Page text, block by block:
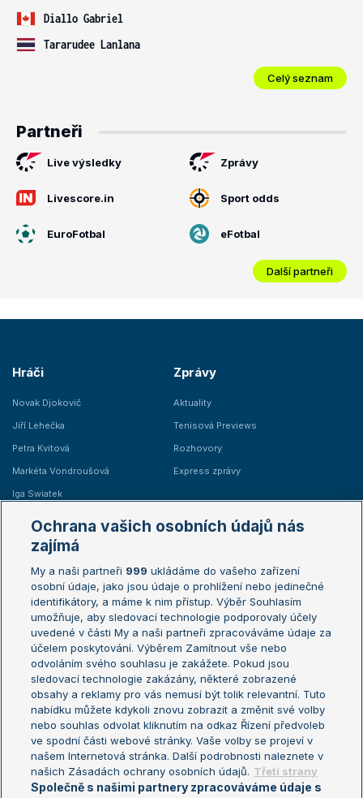
Diallo Gabriel
Tararudee Lanlana
Celý seznam
Partneři
Live výsledky Zprávy
Livescore.in Sport odds
EuroFotbal eFotbal
Další partneři
Hráči
Novak Djokovič
Jiří Lehečka
Petra Kvitová
Markéta Vondroušová
Iga Swiatek
Zprávy
Aktuality
Tenisová Previews
Rozhovory
Express zprávy
Žebříčky
Žebříček ATP (muži)
Žebříček WTA (ženy)
Sázkařský žebříček
Australian Open
French Open
Wimbledon
US Open
Turnaj mistrů
Turnaj mistryň
Aktualní trendy
Fotbalové přestupy
Livesport Daily
LS Prague Open
Ochrana vašich osobních údajů nás
zajímá
My a naši partneři 999 ukládáme do vašeho zařízení
osobní údaje, jako jsou údaje o prohlížení nebo jedinečné
identifikátory, a máme k nim přístup. Výběr Souhlasím
umožňuje, aby sledovací technologie podporovaly účely
uvedené v části My a naši partneři zpracováváme údaje za
účelem poskytování. Výběrem Zamítnout vše nebo
odvoláním svého souhlasu je zakážete. Pokud jsou
sledovací technologie zakázány, některé zobrazené
obsahy a reklamy pro vás nemusí být tolik relevantní. Tuto
nabídku můžete kdykoli znovu zobrazit a změnit své volby
nebo souhlas odvolat kliknutím na odkaz Řízení předvoleb
ve spodní části webové stránky. Vaše volby se projeví v
našem Internetová stránka. Další podrobnosti naleznete v
našich Zásadách ochrany osobních údajů. Třetí strany
Společně s našimi partnery zpracováváme údaje s